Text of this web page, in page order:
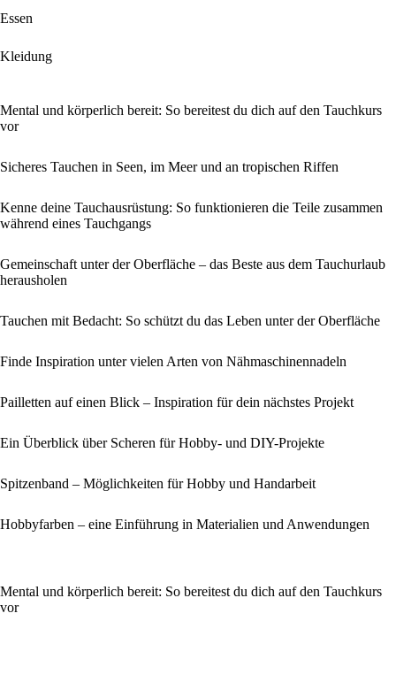
Essen
Kleidung
Mental und körperlich bereit: So bereitest du dich auf den Tauchkurs
vor
Sicheres Tauchen in Seen, im Meer und an tropischen Riffen
Kenne deine Tauchausrüstung: So funktionieren die Teile zusammen
während eines Tauchgangs
Gemeinschaft unter der Oberfläche – das Beste aus dem Tauchurlaub
herausholen
Tauchen mit Bedacht: So schützt du das Leben unter der Oberfläche
Finde Inspiration unter vielen Arten von Nähmaschinennadeln
Pailletten auf einen Blick – Inspiration für dein nächstes Projekt
Ein Überblick über Scheren für Hobby- und DIY-Projekte
Spitzenband – Möglichkeiten für Hobby und Handarbeit
Hobbyfarben – eine Einführung in Materialien und Anwendungen
Mental und körperlich bereit: So bereitest du dich auf den Tauchkurs
vor